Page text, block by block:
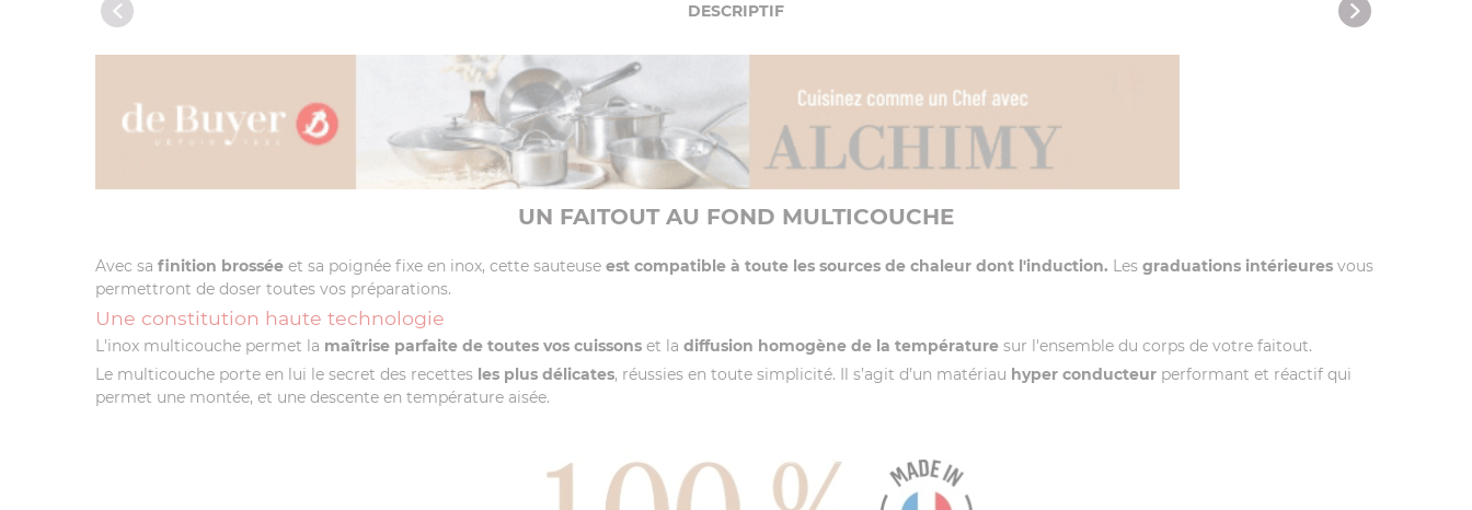
DESCRIPTIF
UN FAITOUT AU FOND MULTICOUCHE
Avec sa finition brossée et sa poignée fixe en inox, cette sauteuse est compatible à toute les sources de chaleur dont l'induction. Les graduations intérieures vous
permettront de doser toutes vos préparations.
Une constitution haute technologie
L'inox multicouche permet la maîtrise parfaite de toutes vos cuissons et la diffusion homogène de la température sur l'ensemble du corps de votre faitout.
Le multicouche porte en lui le secret des recettes les plus délicates, réussies en toute simplicité. Il s’agit d’un matériau hyper conducteur performant et réactif qui
permet une montée, et une descente en température aisée.